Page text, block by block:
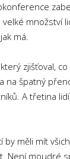
množství
má.
zjišťoval,
na špatný
A třetina
měli mít
Není moudré